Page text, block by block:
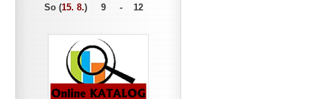
So (15. 8.) 9 - 12